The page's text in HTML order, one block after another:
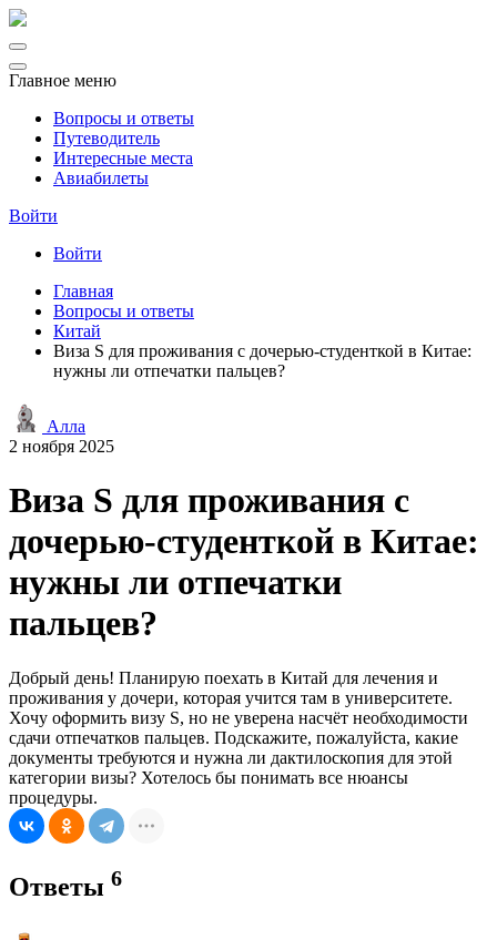
Главное меню
Вопросы и ответы
Путеводитель
Интересные места
Авиабилеты
Войти
Войти
Главная
Вопросы и ответы
Китай
Виза S для проживания с дочерью-студенткой в Китае:
нужны ли отпечатки пальцев?
Алла
2 ноября 2025
Виза S для проживания с
дочерью-студенткой в Китае:
нужны ли отпечатки
пальцев?
Добрый день! Планирую поехать в Китай для лечения и
проживания у дочери, которая учится там в университете.
Хочу оформить визу S, но не уверена насчёт необходимости
сдачи отпечатков пальцев. Подскажите, пожалуйста, какие
документы требуются и нужна ли дактилоскопия для этой
категории визы? Хотелось бы понимать все нюансы
процедуры.
Ответы 6